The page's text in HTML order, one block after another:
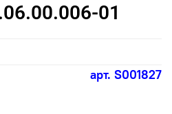
арт. S001827
01